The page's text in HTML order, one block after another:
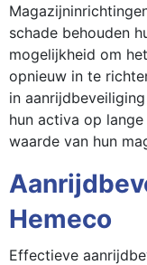
schade behouden
mogelijkheid om
opnieuw in te
in
hun activa op
waarde van hun
Hemeco
Effectieve